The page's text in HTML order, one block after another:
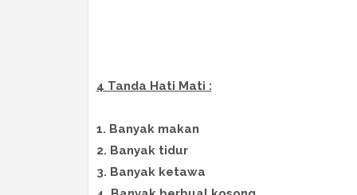
4 Tanda Hati Mati :
1. Banyak makan
2. Banyak tidur
3. Banyak ketawa